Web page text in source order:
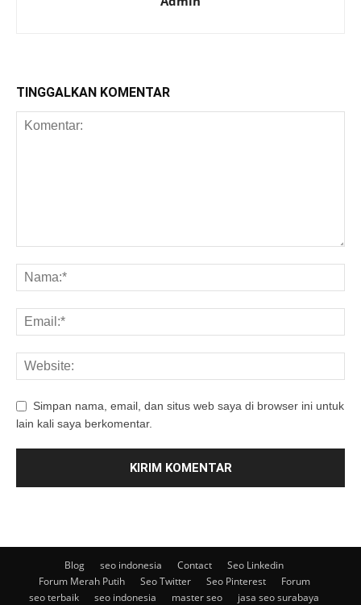
TINGGALKAN KOMENTAR
Simpan nama, email, dan situs web saya di browser ini untuk
lain kali saya berkomentar.
Blog seo indonesia Contact
Seo Linkedin
Forum Merah Putih
Seo Twitter Seo Pinterest
Forum
seo terbaik
seo indonesia master seo
jasa seo surabaya